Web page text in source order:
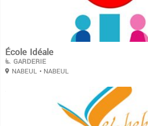
École Idéale
GARDERIE
NABEUL • NABEUL